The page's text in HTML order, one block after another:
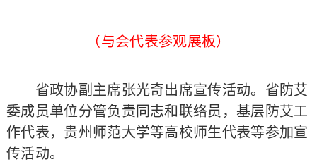
（与会代表参观展板）
省政协副主席张光奇出席宣传活动。省防艾
委成员单位分管负责同志和联络员，基层防艾工
作代表，贵州师范大学等高校师生代表等参加宣
传活动。